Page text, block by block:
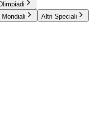
Altri Speciali